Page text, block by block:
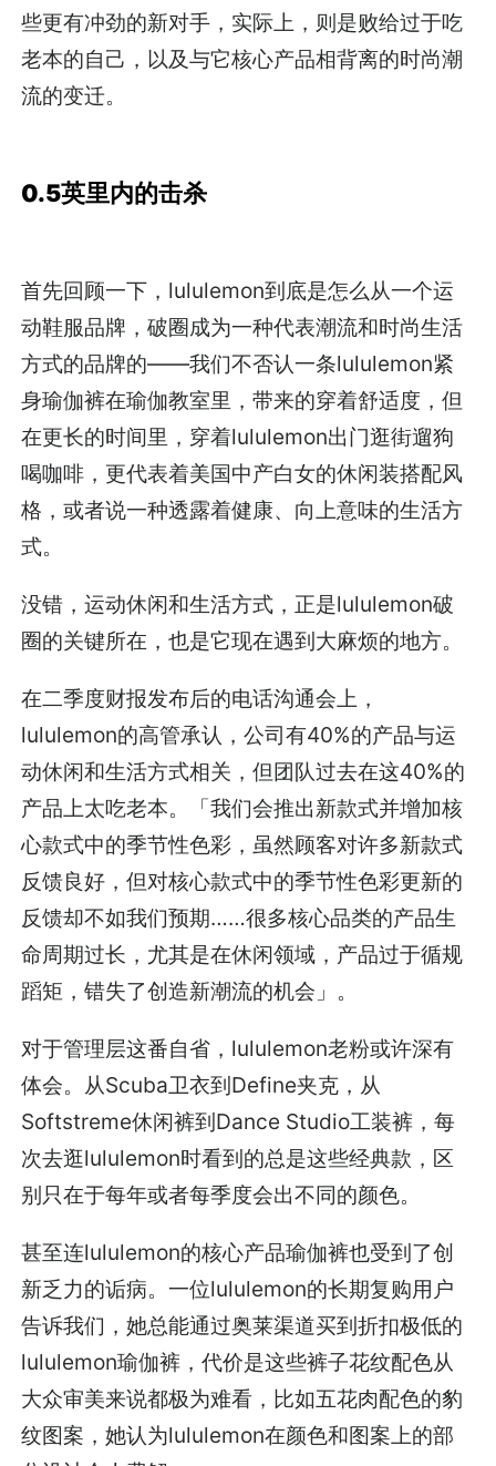
些更有冲劲的新对手，实际上，则是败给过于吃
老本的自己，以及与它核心产品相背离的时尚潮
流的变迁。
0.5英里内的击杀
首先回顾一下，lululemon到底是怎么从一个运
动鞋服品牌，破圈成为一种代表潮流和时尚生活
方式的品牌的——我们不否认一条lululemon紧
身瑜伽裤在瑜伽教室里，带来的穿着舒适度，但
在更长的时间里，穿着lululemon出门逛街遛狗
喝咖啡，更代表着美国中产白女的休闲装搭配风
格，或者说一种透露着健康、向上意味的生活方
式。
没错，运动休闲和生活方式，正是lululemon破
圈的关键所在，也是它现在遇到大麻烦的地方。
在二季度财报发布后的电话沟通会上，
lululemon的高管承认，公司有40%的产品与运
动休闲和生活方式相关，但团队过去在这40%的
产品上太吃老本。「我们会推出新款式并增加核
心款式中的季节性色彩，虽然顾客对许多新款式
反馈良好，但对核心款式中的季节性色彩更新的
反馈却不如我们预期……很多核心品类的产品生
命周期过长，尤其是在休闲领域，产品过于循规
蹈矩，错失了创造新潮流的机会」。
对于管理层这番自省，lululemon老粉或许深有
体会。从Scuba卫衣到Define夹克，从
Softstreme休闲裤到Dance Studio工装裤，每
次去逛lululemon时看到的总是这些经典款，区
别只在于每年或者每季度会出不同的颜色。
甚至连lululemon的核心产品瑜伽裤也受到了创
新乏力的诟病。一位lululemon的长期复购用户
告诉我们，她总能通过奥莱渠道买到折扣极低的
lululemon瑜伽裤，代价是这些裤子花纹配色从
大众审美来说都极为难看，比如五花肉配色的豹
纹图案，她认为lululemon在颜色和图案上的部